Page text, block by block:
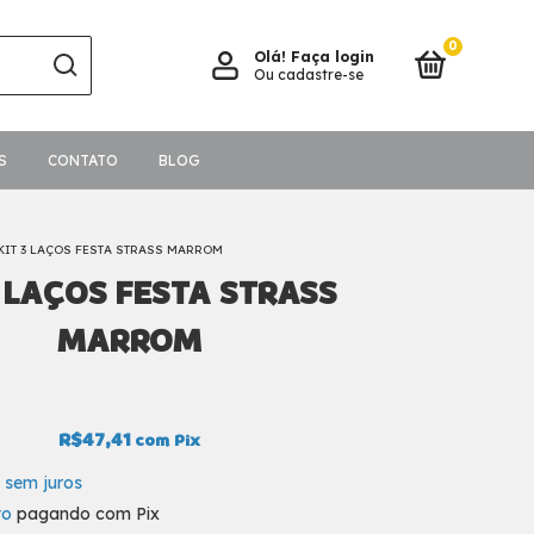
Olá! Faça login
Ou cadastre-se
0
CONTATO BLOG
3 LAÇOS FESTA STRASS MARROM
FESTA STRASS
MARROM
R$47,41 com Pix
sem juros
pagando com Pix